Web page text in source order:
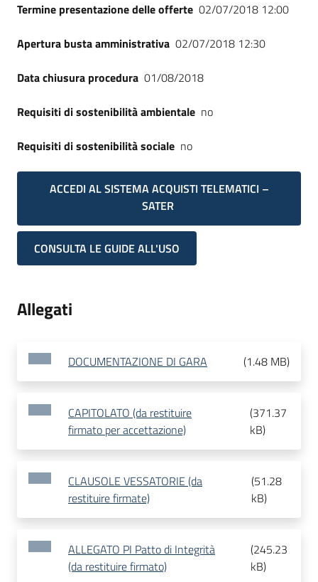
Termine presentazione delle offerte 02/07/2018 12:00
Apertura busta amministrativa 02/07/2018 12:30
Data chiusura procedura 01/08/2018
Requisiti di sostenibilità ambientale no
Requisiti di sostenibilità sociale no
ACCEDI AL SISTEMA ACQUISTI TELEMATICI –
SATER
CONSULTA LE GUIDE ALL'USO
Allegati
DOCUMENTAZIONE DI GARA (1.48 MB)
CAPITOLATO (da restituire
firmato per accettazione)
(371.37
kB)
CLAUSOLE VESSATORIE (da
restituire firmate)
(51.28
kB)
ALLEGATO PI Patto di Integrità
(da restituire firmato)
(245.23
kB)